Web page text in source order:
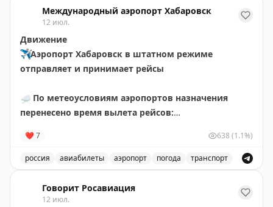
Международный аэропорт Хабаровск
12 июл.
Движение
✈️Аэропорт Хабаровск в штатном режиме
отправляет и принимает рейсы
☁️ По метеоусловиям аэропортов назначения
перенесено время вылета рейсов:
Ожидаемое время отправления – 14 июля в 12.30
🟡НИ411 Хабаровск – Чегдомын. Ожидаемое время
отправления – 15 июля в 10.35
Авиакомпаниями перенесено время вылета
❤ 7 638 (1.1%)
россия авиабилеты аэропорт погода транспорт
Говорит Росавиация
12 июл.